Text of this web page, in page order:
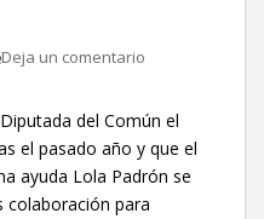
Deja un comentario
del Común el
el pasado año y que el
ayuda Lola Padrón se
para